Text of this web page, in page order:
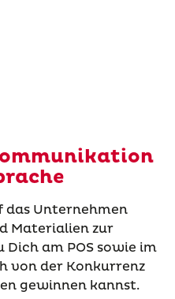
das Unternehmen
Materialien zur
am POS sowie im
von der Konkurrenz
gewinnen kannst.